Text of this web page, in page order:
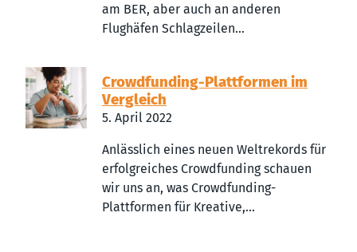
am BER, aber auch an anderen
Flughäfen Schlagzeilen...
Crowdfunding-Plattformen im
Vergleich
5. April 2022
Anlässlich eines neuen Weltrekords für
erfolgreiches Crowdfunding schauen
wir uns an, was Crowdfunding-
Plattformen für Kreative,...